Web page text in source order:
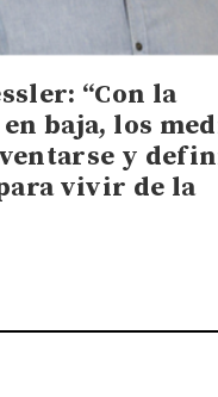
“Con la
baja, los
y
vivir de la